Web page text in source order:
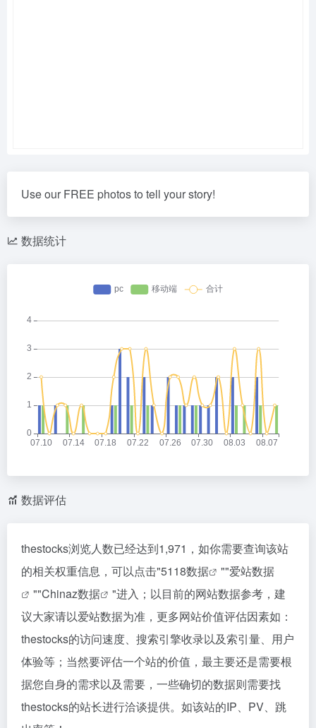
Use our FREE photos to tell your story!
数据统计
数据评估
thestocks浏览人数已经达到1,971，如你需要查询该站
的相关权重信息，可以点击"5118数据 ""爱站数据
""Chinaz数据
"进入；以目前的网站数据参考，建
议大家请以爱站数据为准，更多网站价值评估因素如：
thestocks的访问速度、搜索引擎收录以及索引量、用户
体验等；当然要评估一个站的价值，最主要还是需要根
据您自身的需求以及需要，一些确切的数据则需要找
thestocks的站长进行洽谈提供。如该站的IP、PV、跳